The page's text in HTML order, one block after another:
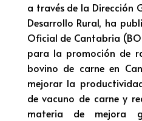
a través de la Dirección
Desarrollo Rural, ha
Oficial de Cantabria
para la promoción de
bovino de carne en
mejorar la
de vacuno de carne y
materia de mejora